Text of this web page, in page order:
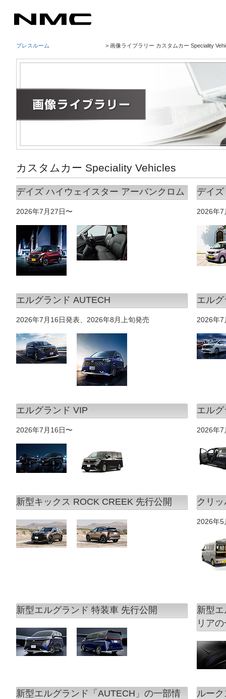
プレスルーム > 画像ライブラリー カスタムカー Speciality
カスタムカー Speciality Vehicles
デイズ ハイウェイスター アーバンクロム
2026年7月27日〜
デイ
2026年7
エルグランド AUTECH
2026年7月16日発表、2026年8月上旬発売
エル
2026年7
エルグランド VIP
2026年7月16日〜
エル
2026年7
新型キックス ROCK CREEK 先行公開 クリ
2026年5
新型エルグランド 特装車 先行公開
新型
リア
新型エルグランド「AUTECH」の一部情
ルー